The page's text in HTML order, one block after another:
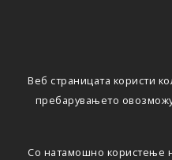
Веб страницата користи
пребарувањето
Со натамошно користење